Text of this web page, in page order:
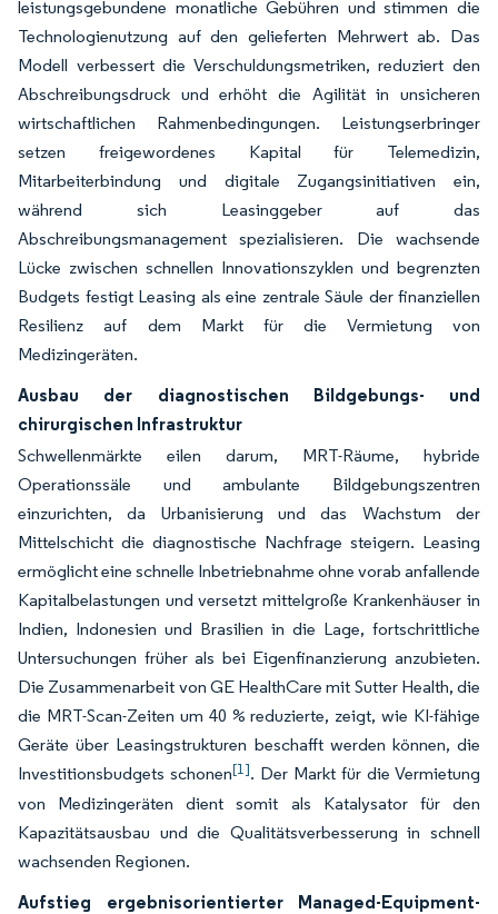
leistungsgebundene monatliche Gebühren und stimmen die
Technologienutzung auf den gelieferten Mehrwert ab. Das
Modell verbessert die Verschuldungsmetriken, reduziert den
Abschreibungsdruck und erhöht die Agilität in unsicheren
wirtschaftlichen Rahmenbedingungen. Leistungserbringer
setzen freigewordenes Kapital für Telemedizin,
Mitarbeiterbindung und digitale Zugangsinitiativen ein,
während sich Leasinggeber auf das
Abschreibungsmanagement spezialisieren. Die wachsende
Lücke zwischen schnellen Innovationszyklen und begrenzten
Budgets festigt Leasing als eine zentrale Säule der finanziellen
Resilienz auf dem Markt für die Vermietung von
Medizingeräten.
Ausbau der diagnostischen Bildgebungs- und
chirurgischen Infrastruktur
Schwellenmärkte eilen darum, MRT-Räume, hybride
Operationssäle und ambulante Bildgebungszentren
einzurichten, da Urbanisierung und das Wachstum der
Mittelschicht die diagnostische Nachfrage steigern. Leasing
ermöglicht eine schnelle Inbetriebnahme ohne vorab anfallende
Kapitalbelastungen und versetzt mittelgroße Krankenhäuser in
Indien, Indonesien und Brasilien in die Lage, fortschrittliche
Untersuchungen früher als bei Eigenfinanzierung anzubieten.
Die Zusammenarbeit von GE HealthCare mit Sutter Health, die
die MRT-Scan-Zeiten um 40 % reduzierte, zeigt, wie KI-fähige
Geräte über Leasingstrukturen beschafft werden können, die
Investitionsbudgets schonen[1]. Der Markt für die Vermietung
von Medizingeräten dient somit als Katalysator für den
Kapazitätsausbau und die Qualitätsverbesserung in schnell
wachsenden Regionen.
Aufstieg ergebnisorientierter Managed-Equipment-